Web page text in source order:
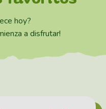
hoy?
a disfrutar!